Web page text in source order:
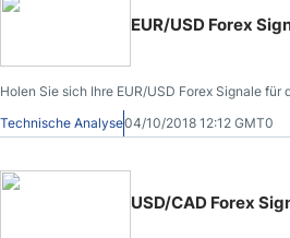
EUR/USD Forex
Holen Sie sich Ihre EUR/USD Forex Signale für
Technische Analyse04/10/2018 12:12 GMT0
USD/CAD Forex